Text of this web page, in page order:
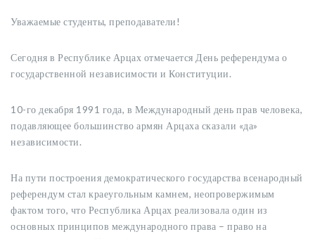
Уважаемые студенты, преподаватели!
Сегодня в Республике Арцах отмечается День референдума о
государственной независимости и Конституции.
10-го декабря 1991 года, в Международный день прав человека,
подавляющее большинство армян Арцаха сказали «да»
независимости.
На пути построения демократического государства всенародный
референдум стал краеугольным камнем, неопровержимым
фактом того, что Республика Арцах реализовала один из
основных принципов международного права – право на